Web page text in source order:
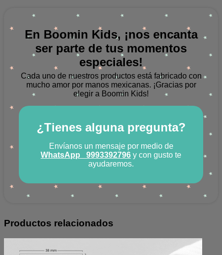
En Boomin Kids, ¡nos encanta
ser parte de tus momentos
especiales!
Cada uno de nuestros productos está fabricado con
mucho amor por manos mexicanas. ¡Gracias por
elegir a Boomin Kids!
¿Tienes alguna pregunta?
Envíanos un mensaje por medio de
WhatsApp
9993392796 y con gusto te
ayudaremos.
Productos relacionados